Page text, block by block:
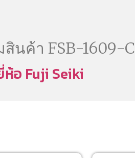
นค้า FSB-1609-C
อ Fuji Seiki